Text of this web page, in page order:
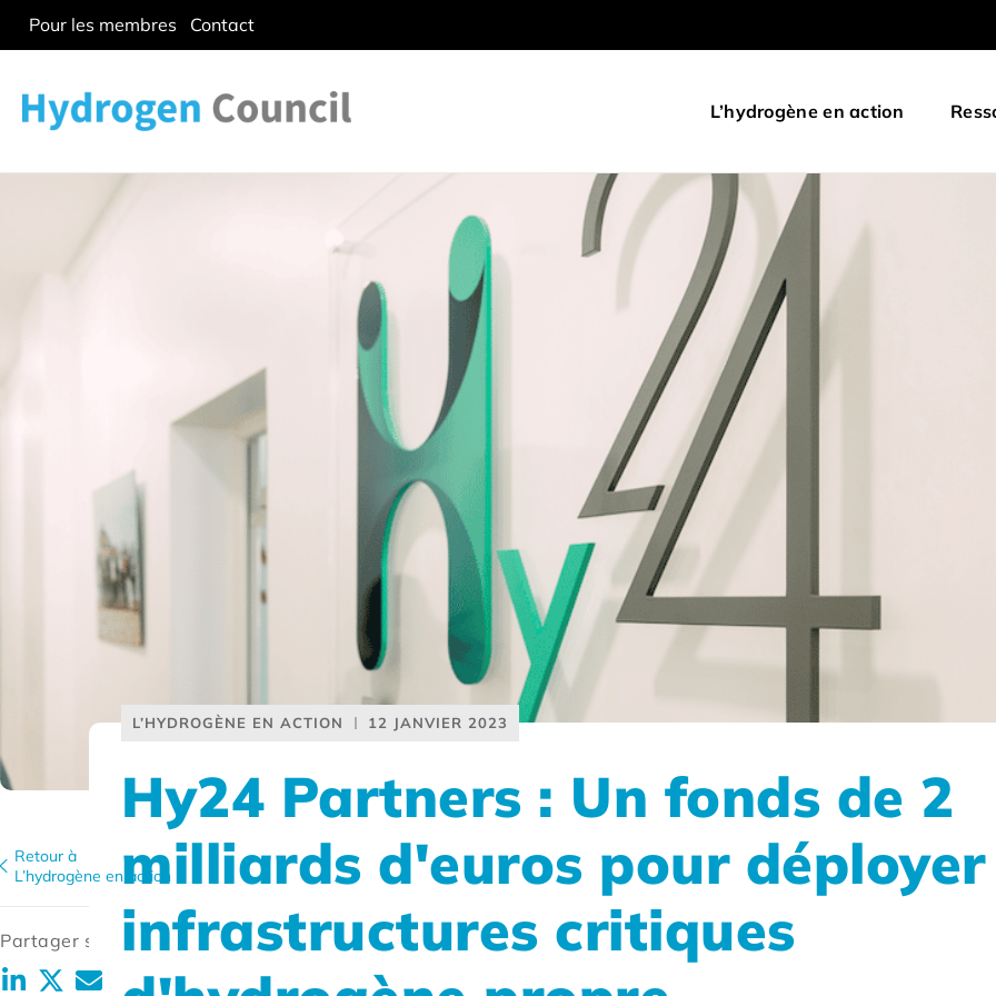
Pour les membres Contact
L’hydrogène en action
Retour à
L’hydrogène en action
Partager sur:
L’HYDROGÈNE EN ACTION 12 JANVIER 2023
Hy24 Partners : Un fonds de 2
milliards d'euros pour déployer
infrastructures critiques